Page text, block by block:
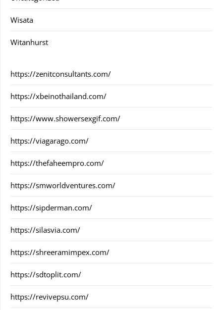
Wisata
Witanhurst
https://zenitconsultants.com/
https://xbeinothailand.com/
https://www.showersexgif.com/
https://viagarago.com/
https://thefaheempro.com/
https://smworldventures.com/
https://sipderman.com/
https://silasvia.com/
https://shreeramimpex.com/
https://sdtoplit.com/
https://revivepsu.com/